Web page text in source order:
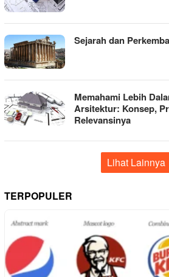
Sejarah dan
Memahami Lebih
Arsitektur: Konsep,
Relevansinya
Lihat Lainnya
TERPOPULER